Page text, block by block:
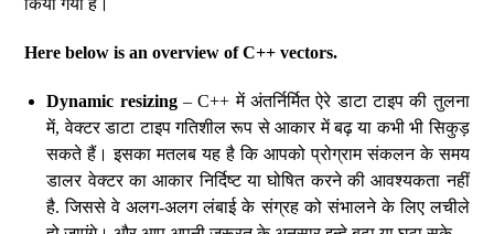
किया गया हैं।
Here below is an overview of C++ vectors.
Dynamic resizing– C++ में अंतर्निर्मित ऐरे डाटा टाइप की तुलना
में, वेक्टर डाटा टाइप गतिशील रूप से आकार में बढ़ या कभी भी सिकुड़
सकते हैं। इसका मतलब यह है कि आपको प्रोग्राम संकलन के समय
डालर वेक्टर का आकार निर्दिष्ट या घोषित करने की आवश्यकता नहीं
है. जिससे वे अलग-अलग लंबाई के संग्रह को संभालने के लिए लचीले